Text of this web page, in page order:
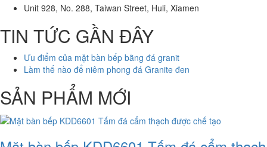
Unit 928, No. 288, Taiwan Street, Huli, Xiamen
TIN TỨC GẦN ĐÂY
Ưu điểm của mặt bàn bếp bằng đá granit
Làm thế nào để niêm phong đá Granite đen
SẢN PHẨM MỚI